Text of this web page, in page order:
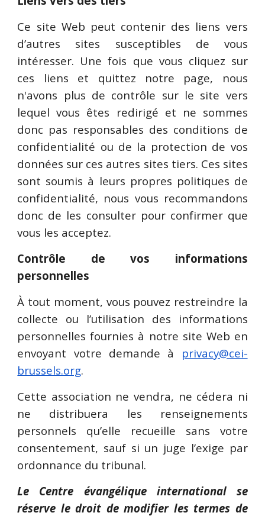
Ce site Web peut contenir des liens vers
d’autres sites susceptibles de vous
intéresser. Une fois que vous cliquez sur
ces liens et quittez notre page, nous
n'avons plus de contrôle sur le site vers
lequel vous êtes redirigé et ne sommes
donc pas responsables des conditions de
confidentialité ou de la protection de vos
données sur ces autres sites tiers. Ces sites
sont soumis à leurs propres politiques de
confidentialité, nous vous recommandons
donc de les consulter pour confirmer que
vous les acceptez.
Contrôle de vos informations
personnelles
À tout moment, vous pouvez restreindre la
collecte ou l’utilisation des informations
personnelles fournies à notre site Web en
envoyant votre demande à privacy@cei-
brussels.org.
Cette association ne vendra, ne cédera ni
ne distribuera les renseignements
personnels qu’elle recueille sans votre
consentement, sauf si un juge l’exige par
ordonnance du tribunal.
Le Centre évangélique international se
réserve le droit de modifier les termes de